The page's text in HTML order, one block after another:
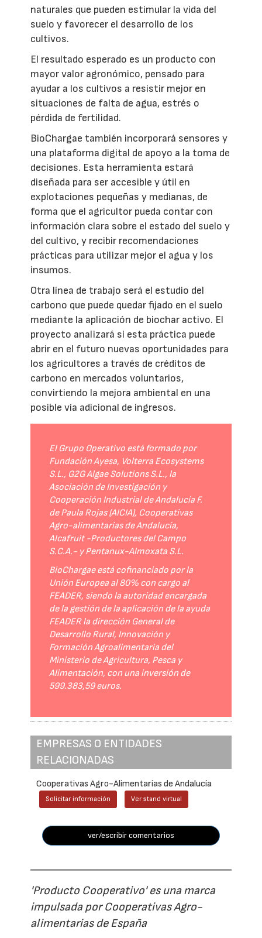
naturales que pueden estimular la vida del
suelo y favorecer el desarrollo de los
cultivos.
El resultado esperado es un producto con
mayor valor agronómico, pensado para
ayudar a los cultivos a resistir mejor en
situaciones de falta de agua, estrés o
pérdida de fertilidad.
BioChargae también incorporará sensores y
una plataforma digital de apoyo a la toma de
decisiones. Esta herramienta estará
diseñada para ser accesible y útil en
explotaciones pequeñas y medianas, de
forma que el agricultor pueda contar con
información clara sobre el estado del suelo y
del cultivo, y recibir recomendaciones
prácticas para utilizar mejor el agua y los
insumos.
Otra línea de trabajo será el estudio del
carbono que puede quedar fijado en el suelo
mediante la aplicación de biochar activo. El
proyecto analizará si esta práctica puede
abrir en el futuro nuevas oportunidades para
los agricultores a través de créditos de
carbono en mercados voluntarios,
convirtiendo la mejora ambiental en una
posible vía adicional de ingresos.
El Grupo Operativo está formado por
Fundación Ayesa, Volterra Ecosystems
S.L., G2G Algae Solutions S.L., la
Asociación de Investigación y
Cooperación Industrial de Andalucía F.
de Paula Rojas (AICIA), Cooperativas
Agro-alimentarias de Andalucía,
Alcafruit -Productores del Campo
S.C.A.- y Pentanux-Almoxata S.L.
BioChargae está cofinanciado por la
Unión Europea al 80% con cargo al
FEADER, siendo la autoridad encargada
de la gestión de la aplicación de la ayuda
FEADER la dirección General de
Desarrollo Rural, Innovación y
Formación Agroalimentaria del
Ministerio de Agricultura, Pesca y
Alimentación, con una inversión de
599.383,59 euros.
EMPRESAS O ENTIDADES
RELACIONADAS
Cooperativas Agro-Alimentarias de Andalucía
Solicitar información Ver stand virtual
ver/escribir comentarios
'Producto Cooperativo' es una marca
impulsada por Cooperativas Agro-
alimentarias de España